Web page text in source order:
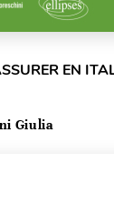
EN
Giulia